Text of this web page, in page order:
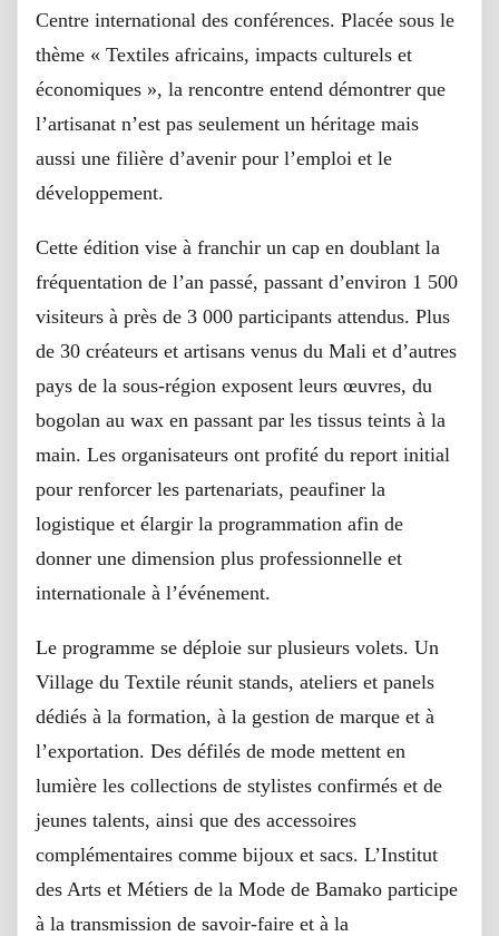
Centre international des conférences. Placée sous le
thème « Textiles africains, impacts culturels et
économiques », la rencontre entend démontrer que
l’artisanat n’est pas seulement un héritage mais
aussi une filière d’avenir pour l’emploi et le
développement.
Cette édition vise à franchir un cap en doublant la
fréquentation de l’an passé, passant d’environ 1 500
visiteurs à près de 3 000 participants attendus. Plus
de 30 créateurs et artisans venus du Mali et d’autres
pays de la sous-région exposent leurs œuvres, du
bogolan au wax en passant par les tissus teints à la
main. Les organisateurs ont profité du report initial
pour renforcer les partenariats, peaufiner la
logistique et élargir la programmation afin de
donner une dimension plus professionnelle et
internationale à l’événement.
Le programme se déploie sur plusieurs volets. Un
Village du Textile réunit stands, ateliers et panels
dédiés à la formation, à la gestion de marque et à
l’exportation. Des défilés de mode mettent en
lumière les collections de stylistes confirmés et de
jeunes talents, ainsi que des accessoires
complémentaires comme bijoux et sacs. L’Institut
des Arts et Métiers de la Mode de Bamako participe
à la transmission de savoir-faire et à la